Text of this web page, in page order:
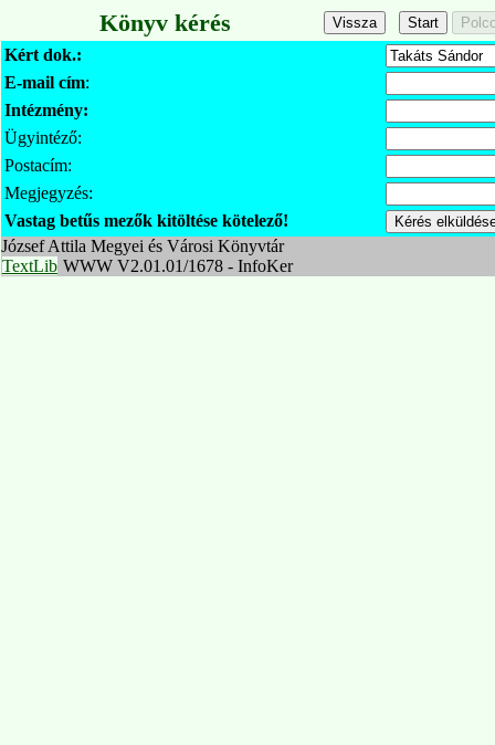
Könyv kérés
Kért dok.:
E-mail cím:
Intézmény:
Ügyintéző:
Postacím:
Megjegyzés:
Vastag betűs mezők kitöltése kötelező!
József Attila Megyei és Városi Könyvtár
TextLib WWW V2.01.01/1678 - InfoKer